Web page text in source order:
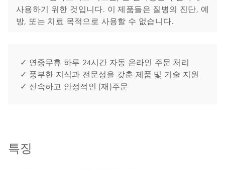
사용하기 위한 것입니다. 이 제품들은 질병의 진단, 예
방, 또는 치료 목적으로 사용할 수 없습니다.
✓ 연중무휴 하루 24시간 자동 온라인 주문 처리
✓ 풍부한 지식과 전문성을 갖춘 제품 및 기술 지원
✓ 신속하고 안정적인 (재)주문
특징